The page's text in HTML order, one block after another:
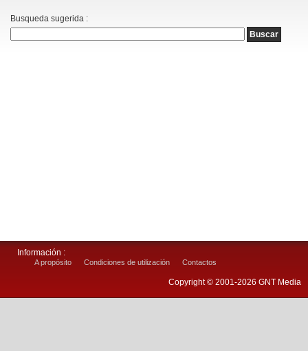
Busqueda sugerida :
Información :
A propósito Condiciones de utilización Contactos
Copyright © 2001-2026 GNT Media